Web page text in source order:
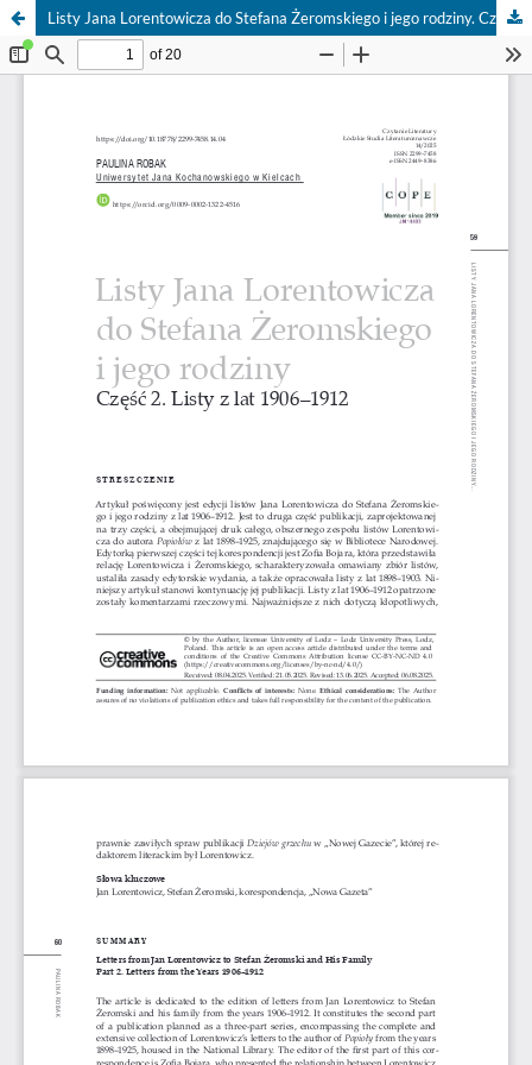
Listy Jana Lorentowicza do Stefana Żeromskiego i jego rodziny. Część 2. Listy z lat 1906–1912